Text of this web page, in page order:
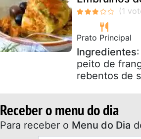
Prato Principal
Ingredientes
peito de
rebentos de
Receber o menu do dia
Para receber o Menu do Dia